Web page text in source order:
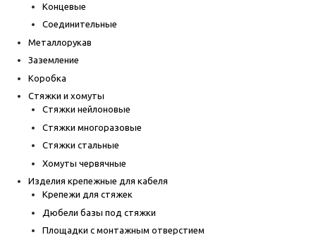
Концевые
Соединительные
Металлорукав
Заземление
Коробка
Стяжки и хомуты
Стяжки нейлоновые
Стяжки многоразовые
Стяжки стальные
Хомуты червячные
Изделия крепежные для кабеля
Крепежи для стяжек
Дюбели базы под стяжки
Площадки с монтажным отверстием